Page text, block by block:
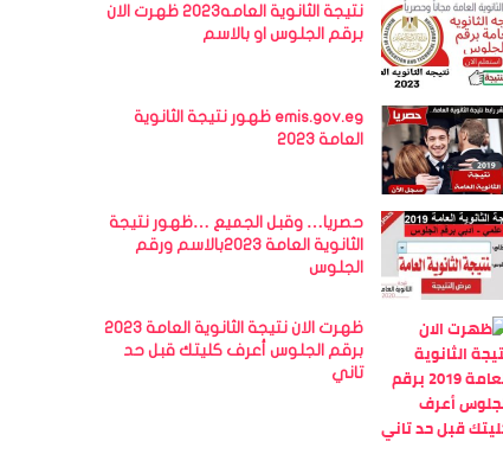
نتيجة الثانوية العامه2023 ظهرت الان
برقم الجلوس او بالاسم
emis.gov.eg ظهور نتيجة الثانوية
العامة 2023
حصريا… وقبل الجميع …ظهور نتيجة
الثانوية العامة 2023بالاسم ورقم
الجلوس
ظهرت الان نتيجة الثانوية العامة 2023
برقم الجلوس أعرف كليتك قبل حد
تاني